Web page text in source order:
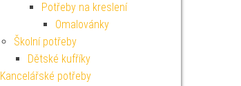
Potřeby na kreslení
Omalovánky
Školní potřeby
Dětské kufříky
Kancelářské potřeby